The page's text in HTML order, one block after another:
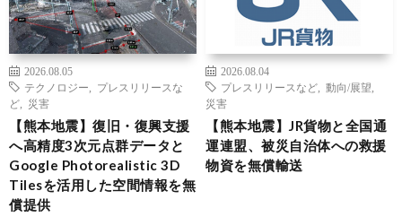
2026.08.05
テクノロジー
プレスリリースな
ど
災害
【熊本地震】復旧・復興支援
へ高精度3次元点群データと
Google Photorealistic 3D
Tilesを活用した空間情報を無
償提供
2026.08.04
プレスリリースなど
動向/展望
災害
【熊本地震】JR貨物と全国通
運連盟、被災自治体への救援
物資を無償輸送